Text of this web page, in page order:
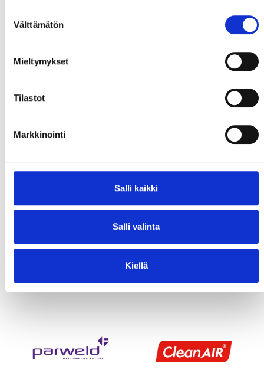
valinta
Välttämätön
Mieltymykset
Tilastot
Markkinointi
Salli kaikki
Salli valinta
Kiellä